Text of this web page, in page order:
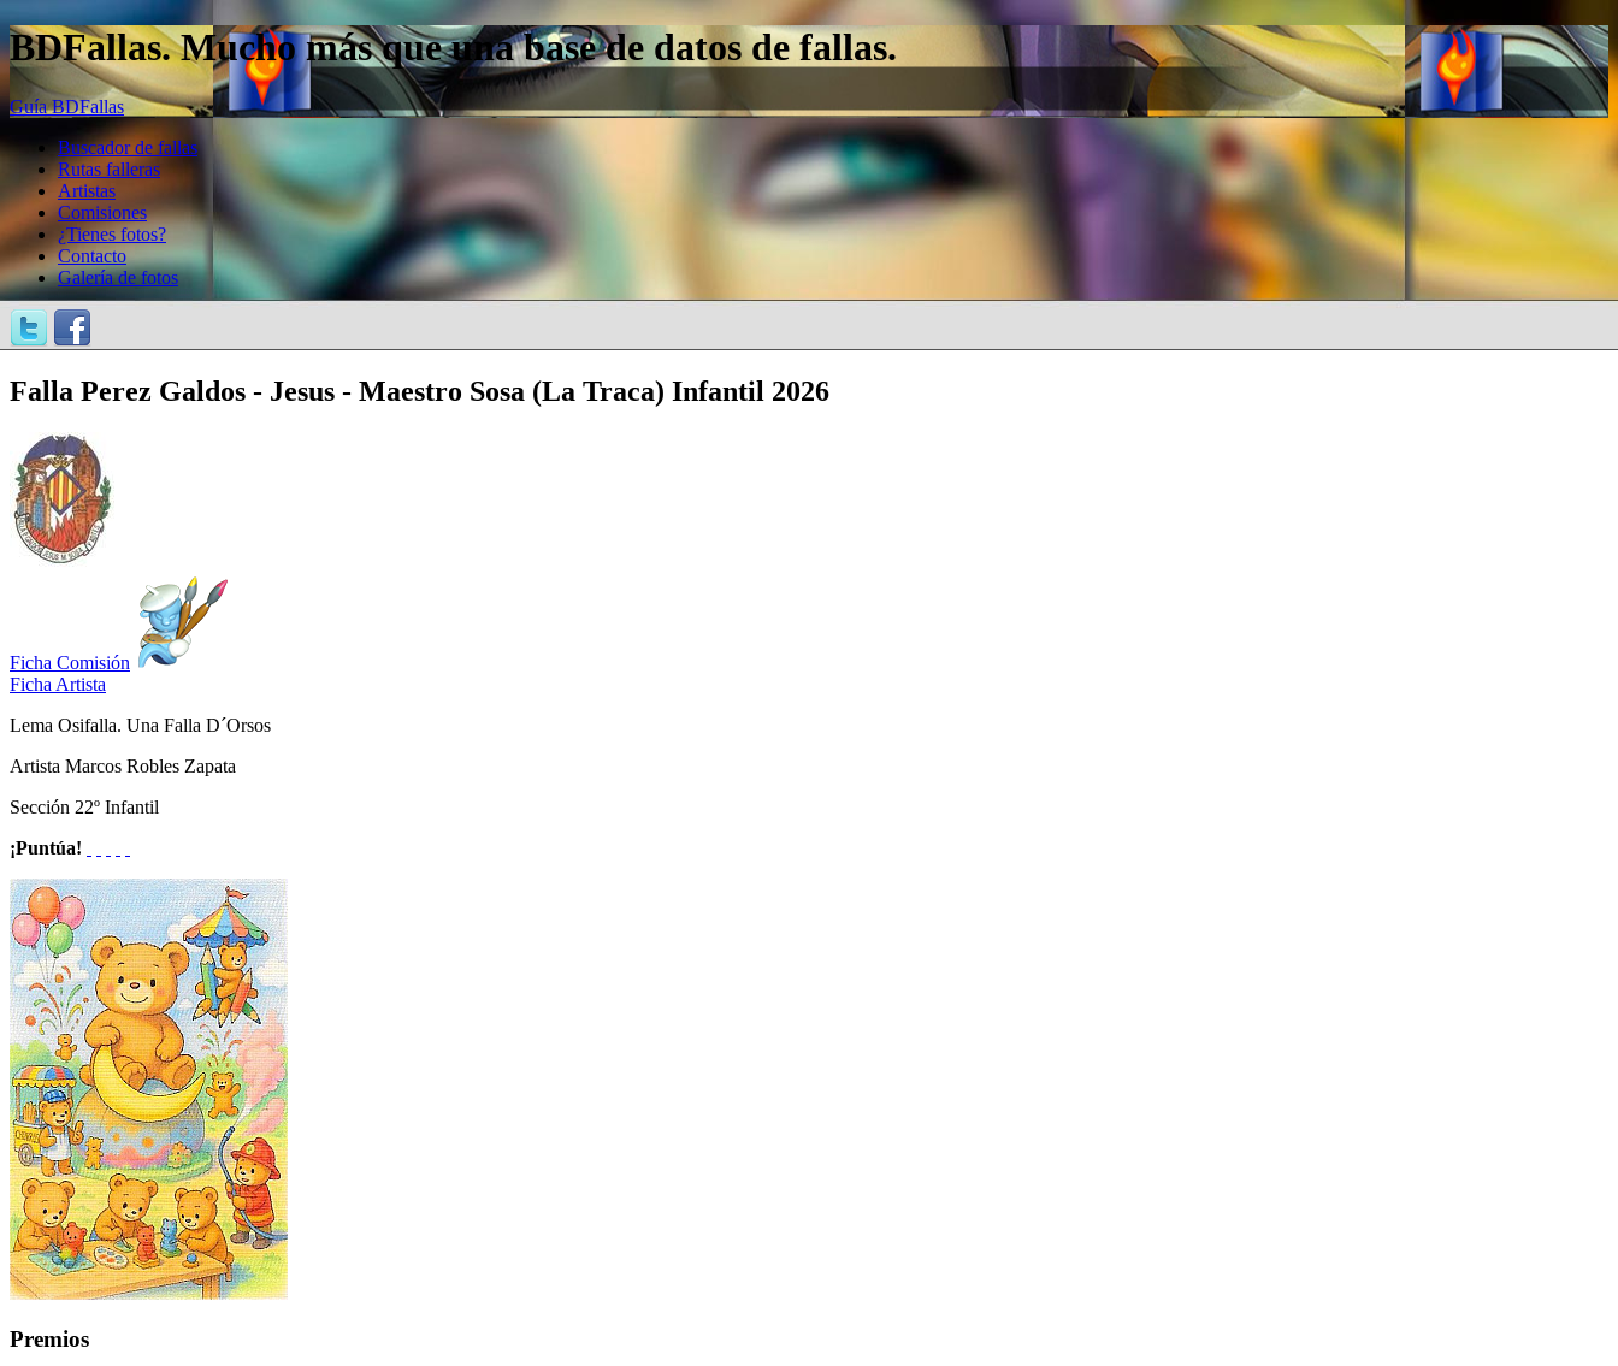
BDFallas. Mucho más que una base de datos de fallas.
Guía BDFallas
Buscador de fallas
Rutas falleras
Artistas
Comisiones
¿Tienes fotos?
Contacto
Galería de fotos
Falla Perez Galdos - Jesus - Maestro Sosa (La Traca) Infantil 2026
Ficha Comisión
Ficha Artista
Lema Osifalla. Una Falla D´Orsos
Artista Marcos Robles Zapata
Sección 22º Infantil
¡Puntúa!
Premios